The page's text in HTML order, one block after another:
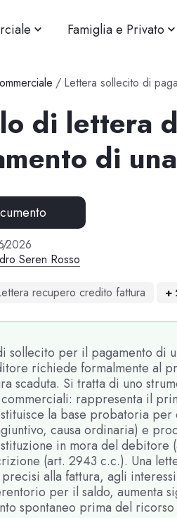
Famiglia e Privato
/ Lettera sollecito di
di lettera
di
/2026
Seren Rosso
recupero credito fattura +
sollecito per il pagamento di
richiede formalmente al
scaduta. Si tratta di uno
rappresenta il
la base probatoria per
causa ordinaria) e
in mora del debitore
(art. 2943 c.c.). Una
alla fattura, agli
per il saldo, aumenta
spontaneo prima del ricorso